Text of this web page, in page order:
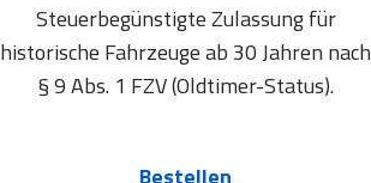
Steuerbegünstigte Zulassung für
historische Fahrzeuge ab 30 Jahren nach
§ 9 Abs. 1 FZV (Oldtimer-Status).
Bestellen